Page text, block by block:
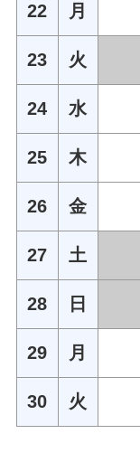
22 月
23 火
24 水
25 木
26 金
27 土
28 日
29 月
30 火